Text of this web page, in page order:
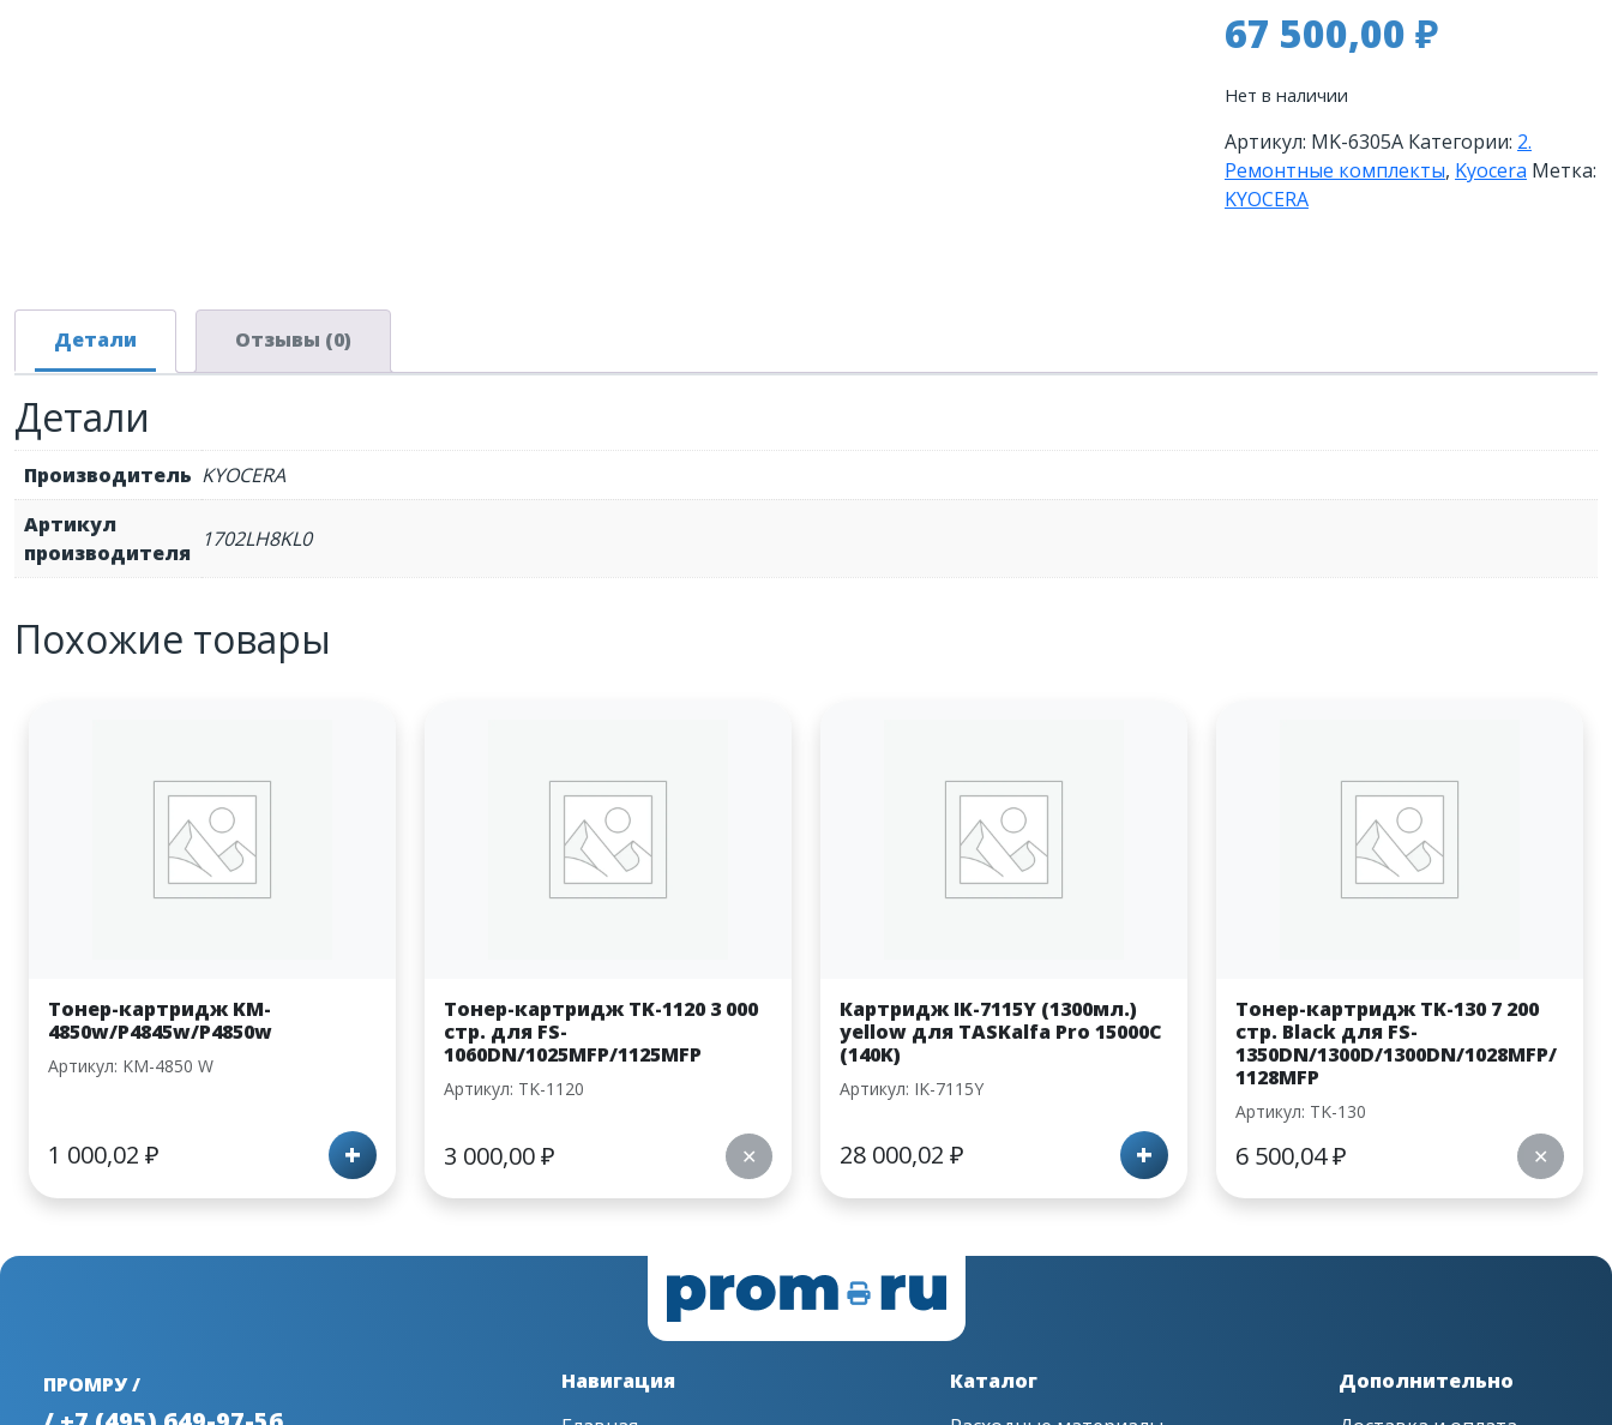
67 500,00 ₽
Нет в наличии
Артикул: MK-6305A Категории: 2.
Ремонтные комплекты, Kyocera Метка:
KYOCERA
Детали Отзывы (0)
Детали
Производитель KYOCERA
Артикул
производителя
1702LH8KL0
Похожие товары
Тонер-картридж KM-
4850w/P4845w/P4850w
Артикул: KM-4850 W
1 000,02 ₽ +
Тонер-картридж TK-1120 3 000
стр. для FS-
1060DN/1025MFP/1125MFP
Артикул: TK-1120
3 000,00₽ ✕
Картридж IK-7115Y (1300мл.)
yellow для TASKalfa Pro 15000C
(140K)
Артикул: IK-7115Y
28 000,02 ₽ +
Тонер-картридж TK-130 7 200
стр. Black для FS-
1350DN/1300D/1300DN/1028MFP/
1128MFP
Артикул: TK-130
6 500,04₽ ✕
ПРОМРУ /
Навигация
Каталог
Дополнительно